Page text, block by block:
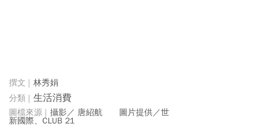
林秀娟
生活消費
攝影／ 唐紹航 圖片提供／世
新國際、CLUB 21